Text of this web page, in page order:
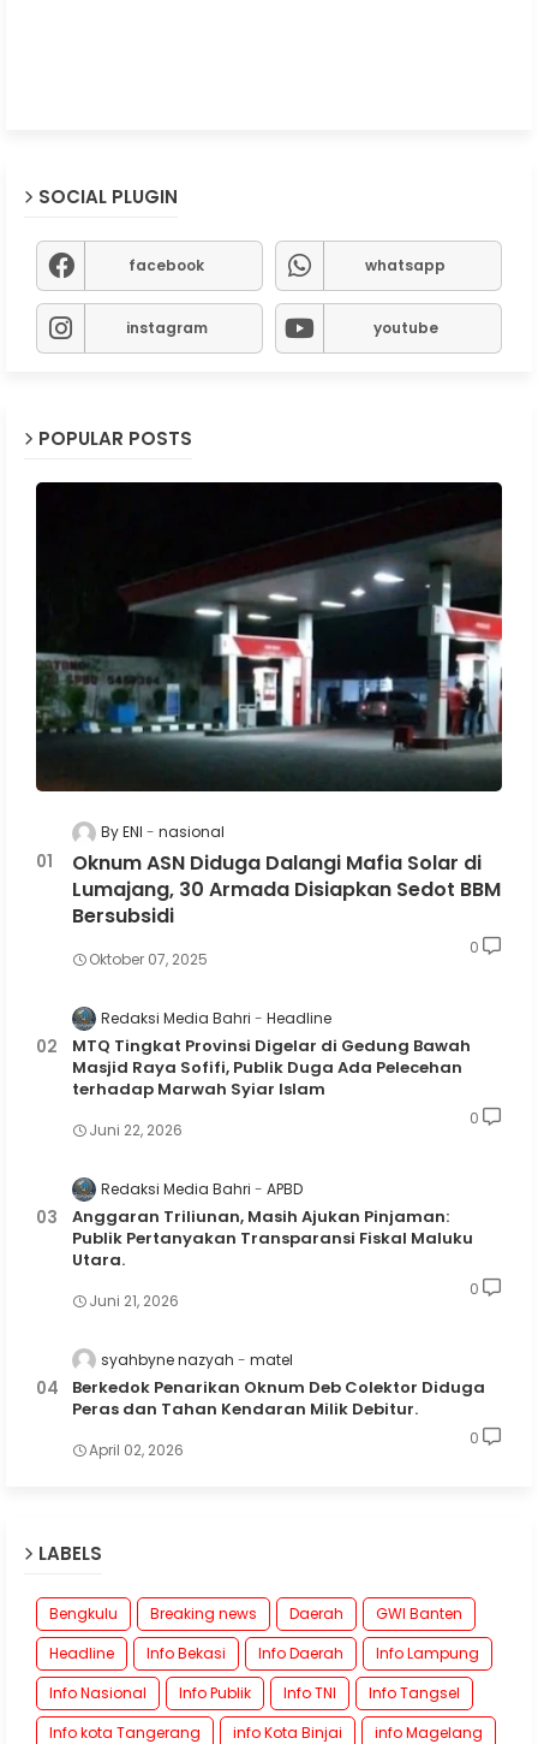
SOCIAL PLUGIN
facebook whatsapp
instagram youtube
POPULAR POSTS
By ENI nasional
Oknum ASN Diduga Dalangi Mafia Solar di
Lumajang, 30 Armada Disiapkan Sedot BBM
Bersubsidi
Oktober 07, 2025
0
Redaksi Media Bahri Headline
MTQ Tingkat Provinsi Digelar di Gedung Bawah
Masjid Raya Sofifi, Publik Duga Ada Pelecehan
terhadap Marwah Syiar Islam
Juni 22, 2026
0
Redaksi Media Bahri APBD
Anggaran Triliunan, Masih Ajukan Pinjaman:
Publik Pertanyakan Transparansi Fiskal Maluku
Utara.
Juni 21, 2026
0
syahbyne nazyah matel
Berkedok Penarikan Oknum Deb Colektor Diduga
Peras dan Tahan Kendaran Milik Debitur.
April 02, 2026
0
LABELS
Bengkulu Breaking news Daerah
GWI Banten
Headline
Info Bekasi Info Daerah
Info Lampung
Info Nasional
Info Publik Info TNI
Info Tangsel
Info kota Tangerang
info Kota Binjai
info Magelang